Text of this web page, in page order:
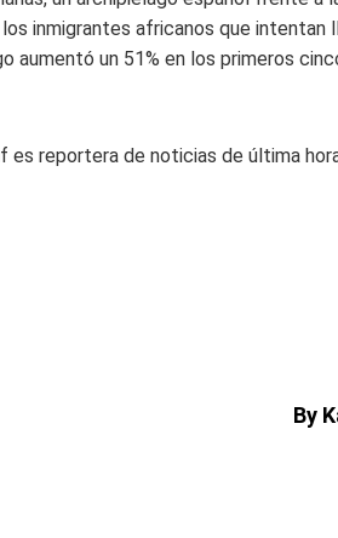
inmigrantes africanos que intentan
aumentó un 51% en los primeros
es reportera de noticias de última
By